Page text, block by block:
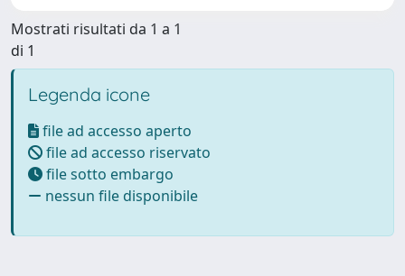
Mostrati risultati da 1 a 1
di 1
Legenda icone
file ad accesso aperto
file ad accesso riservato
file sotto embargo
nessun file disponibile